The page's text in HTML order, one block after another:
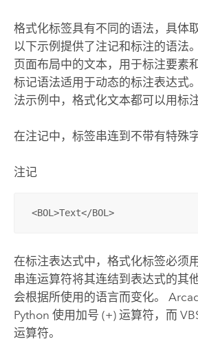
格式化标签具有不同的语法，具体
以下示例提供了注记和标注的语法
页面布局中的文本，用于标注要素
标记语法适用于动态的标注表达式
法示例中，格式化文本都可以用标
在注记中，标签串连到不带有特殊
注记
<BOL>Text</BOL>
在标注表达式中，格式化标签必须
串连运算符将其连结到表达式的其
会根据所使用的语言而变化。
Python 使用加号 (+) 运算符，而
运算符。